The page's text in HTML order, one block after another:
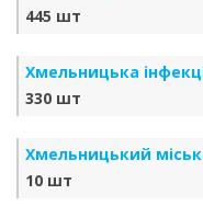
445 шт
Хмельницька
330 шт
Хмельницький
10 шт